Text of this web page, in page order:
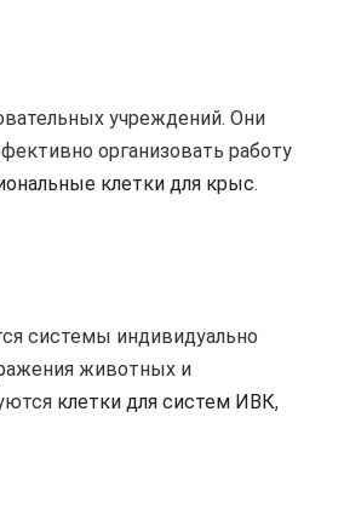
учреждений. Они
организовать работу
клетки для крыс.
системы индивидуально
животных и
клетки для систем ИВК,